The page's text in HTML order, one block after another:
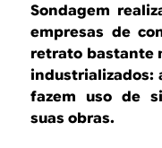
a
Sondagem
empresas de
retrato bastante
industrializados:
fazem uso de
suas obras.